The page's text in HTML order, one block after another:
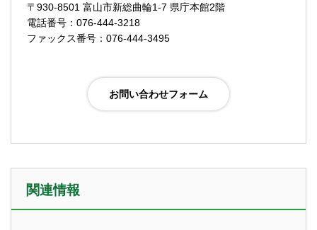
〒930-8501 富山市新総曲輪1-7 県庁本館2階
電話番号：076-444-3218
ファックス番号：076-444-3495
関連情報